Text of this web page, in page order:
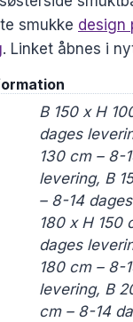
smukke design
. Linket åbnes i
B 150 x H
dages
130 cm – 8-
levering, B
– 8-14
180 x H 150
dages
180 cm – 8-
levering, B
cm – 8-14